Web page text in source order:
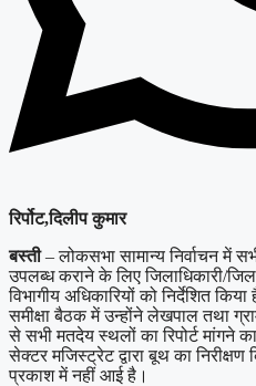
रिर्पोट,दिलीप कुमार
बस्ती– लोकसभा सामान्य निर्वाचन में
उपलब्ध कराने के लिए जिलाधिकारी/
विभागीय अधिकारियों को निर्देशित
समीक्षा बैठक में उन्होंने लेखपाल तथा
से सभी मतदेय स्थलों का रिपोर्ट मांगने
सेक्टर मजिस्ट्रेट द्वारा बूथ का
प्रकाश में नहीं आई है।